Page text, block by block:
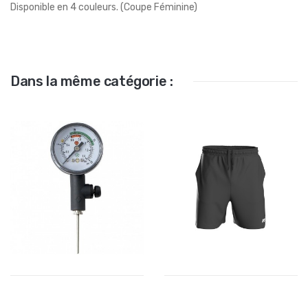
Disponible en 4 couleurs. (Coupe Féminine)
Dans la même catégorie :